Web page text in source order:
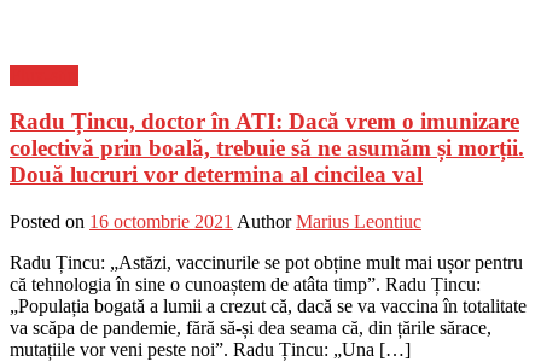
Radu Țincu, doctor în ATI: Dacă vrem o imunizare
colectivă prin boală, trebuie să ne asumăm și morții.
Două lucruri vor determina al cincilea val
Posted on 16 octombrie 2021 Author Marius Leontiuc
Radu Țincu: „Astăzi, vaccinurile se pot obține mult mai ușor pentru
că tehnologia în sine o cunoaștem de atâta timp”. Radu Țincu:
„Populația bogată a lumii a crezut că, dacă se va vaccina în totalitate
va scăpa de pandemie, fără să-și dea seama că, din țările sărace,
mutațiile vor veni peste noi”. Radu Țincu: „Una […]